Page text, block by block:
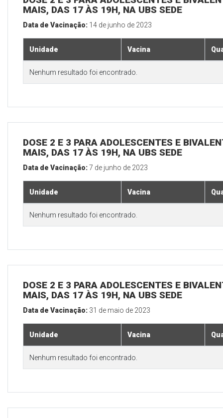
MAIS, DAS 17 ÀS 19H, NA UBS SEDE
Data de Vacinação: 14 de junho de 2023
Unidade Vacina
Nenhum resultado foi encontrado.
DOSE 2 E 3 PARA ADOLESCENTES E
MAIS, DAS 17 ÀS 19H, NA UBS SEDE
Data de Vacinação:7 de junho de 2023
Unidade Vacina
Nenhum resultado foi encontrado.
DOSE 2 E 3 PARA ADOLESCENTES E
MAIS, DAS 17 ÀS 19H, NA UBS SEDE
Data de Vacinação: 31 de maio de 2023
Unidade Vacina
Nenhum resultado foi encontrado.